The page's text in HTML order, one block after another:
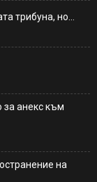
трибуна, но…
анекс към
на